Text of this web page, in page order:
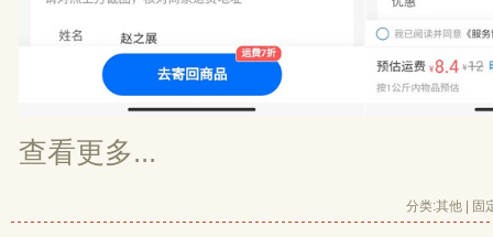
查看更多...
分类:其他 固